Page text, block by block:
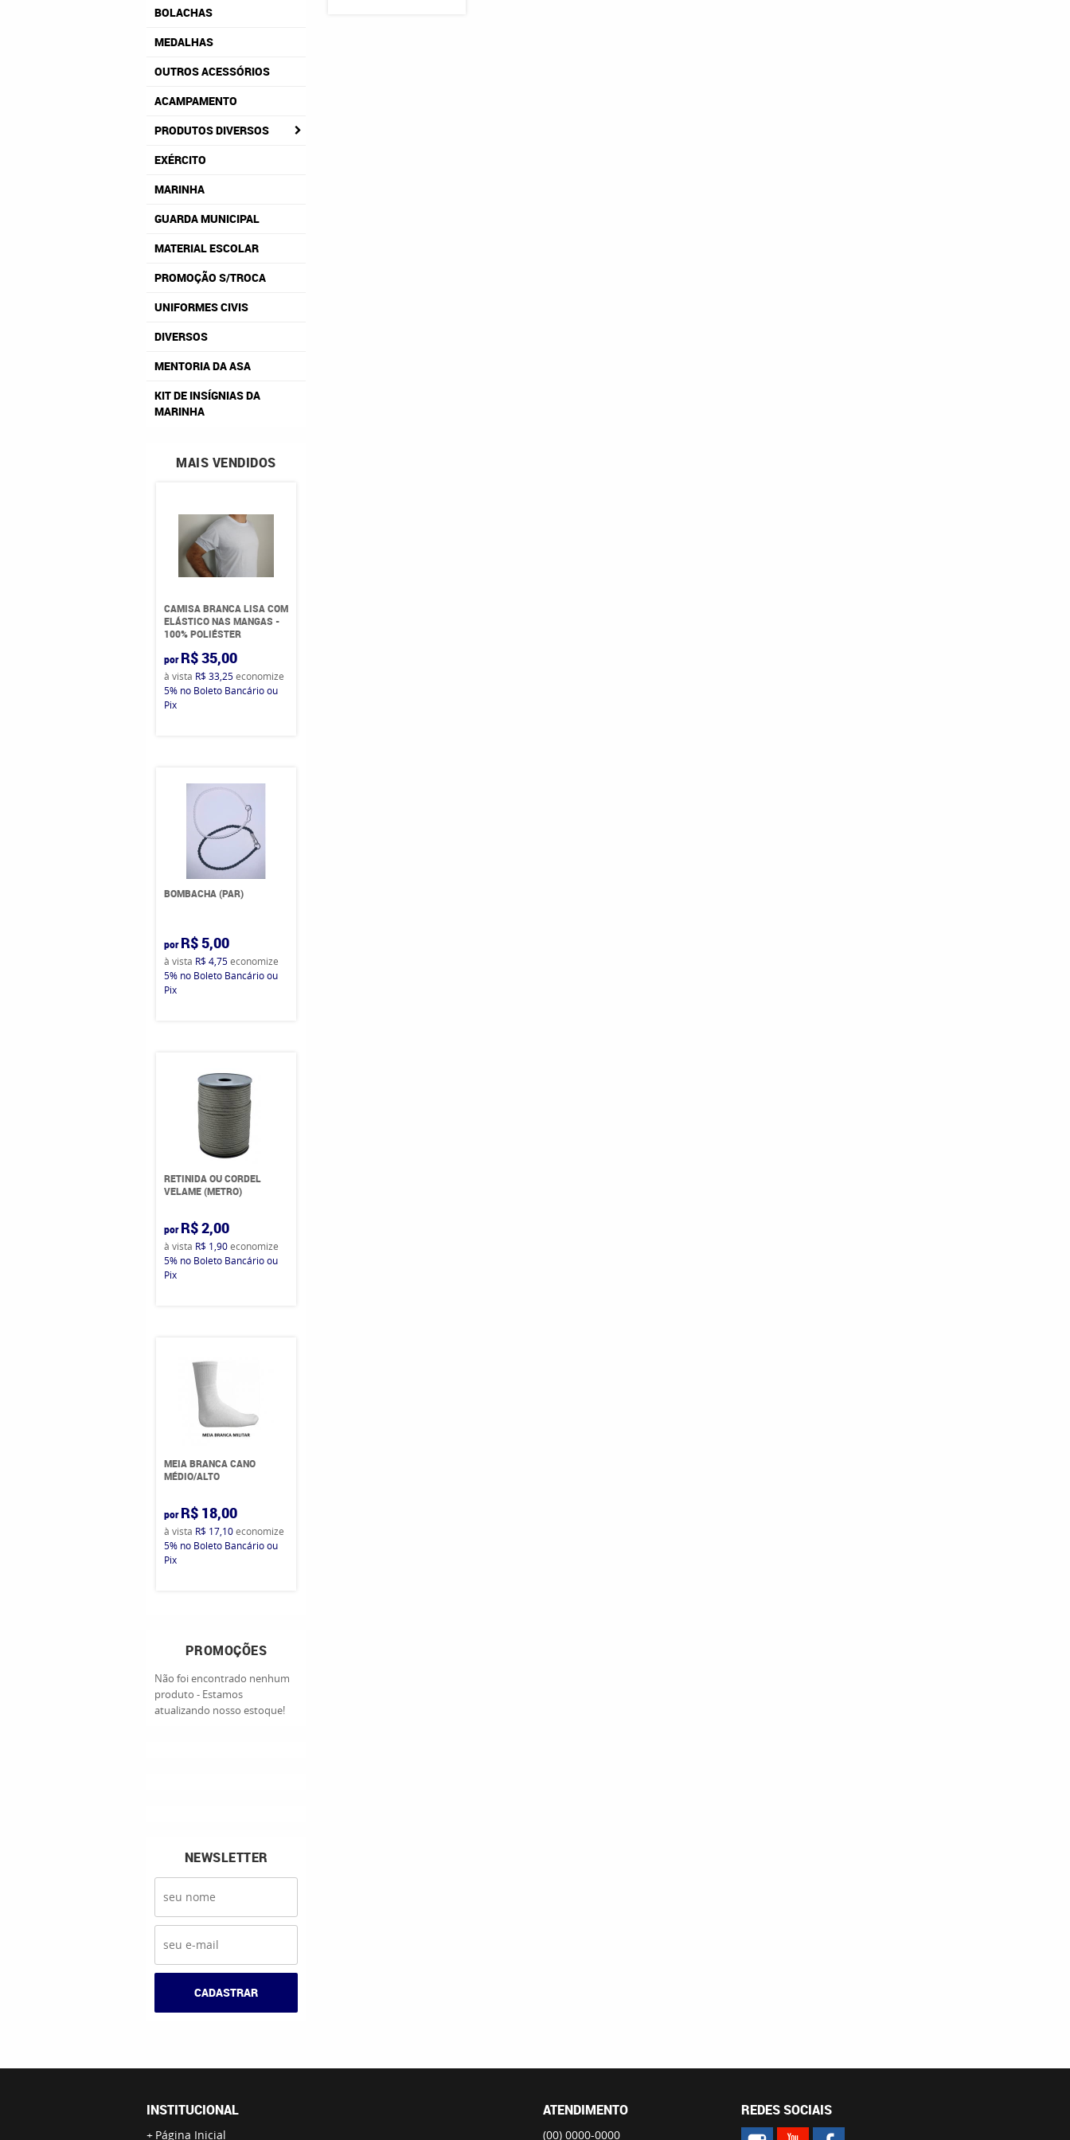
BOLACHAS
MEDALHAS
OUTROS ACESSÓRIOS
ACAMPAMENTO
PRODUTOS DIVERSOS
EXÉRCITO
MARINHA
GUARDA MUNICIPAL
MATERIAL ESCOLAR
PROMOÇÃO S/TROCA
UNIFORMES CIVIS
DIVERSOS
MENTORIA DA ASA
KIT DE INSÍGNIAS DA
MARINHA
MAIS VENDIDOS
CAMISA BRANCA LISA COM
ELÁSTICO NAS MANGAS -
100% POLIÉSTER
por R$ 35,00
à vista R$ 33,25economize
5% no Boleto Bancário ou
Pix
BOMBACHA (PAR)
por R$ 5,00
à vista R$ 4,75economize
5% no Boleto Bancário ou
Pix
RETINIDA OU CORDEL
VELAME (METRO)
por R$ 2,00
à vista R$ 1,90economize
5% no Boleto Bancário ou
Pix
MEIA BRANCA CANO
MÉDIO/ALTO
por R$ 18,00
à vista R$ 17,10economize
5% no Boleto Bancário ou
Pix
PROMOÇÕES
Não foi encontrado nenhum
produto - Estamos
atualizando nosso estoque!
NEWSLETTER
CADASTRAR
INSTITUCIONAL
Página Inicial
ATENDIMENTO
(00) 0000-0000
REDES SOCIAIS